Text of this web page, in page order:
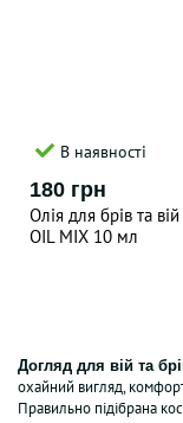
В наявності
180 грн
Олія для брів та
OIL MIX 10 мл
Догляд для вій та
охайний вигляд,
Правильно підібрана